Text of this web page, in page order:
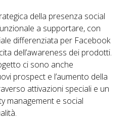
della presenza social
a supportare, con
differenziata per Facebook
dell’awareness dei prodotti.
ci sono anche
prospect e l’aumento della
attivazioni speciali e un
management e social